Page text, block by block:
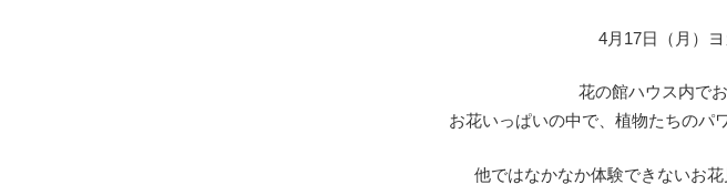
4月17日（月）
花の館ハウス内で
お花いっぱいの中で、植物たちのパ
他ではなかなか体験できないお